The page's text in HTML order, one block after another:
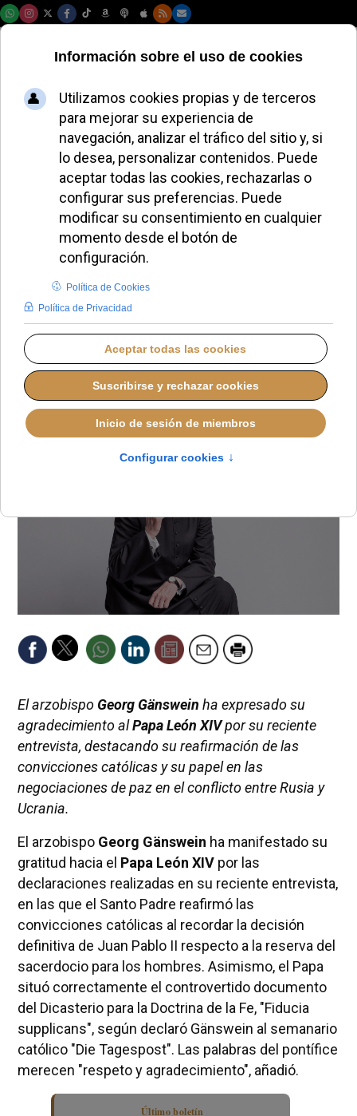
Gänswein agradece
al Papa León XIV
por reafirmar las
convicciones
católicas y
promover la paz
JAVIER RUIZ ARREGUI
PAPA LEÓN XIV
JUEVES, 25 SEPTIEMBRE 2025 16:00
El arzobispo Georg Gänswein ha expresado su
agradecimiento alPapa León XIVpor su reciente
entrevista, destacando su reafirmación de las
convicciones católicas y su papel en las
negociaciones de paz en el conflicto entre Rusia y
Ucrania.
El arzobispo Georg Gänswein ha manifestado su
gratitud hacia el Papa León XIVpor las
declaraciones realizadas en su reciente entrevista,
en las que el Santo Padre reafirmó las
convicciones católicas al recordar la decisión
definitiva de Juan Pablo II respecto a la reserva del
sacerdocio para los hombres. Asimismo, el Papa
situó correctamente el controvertido documento
del Dicasterio para la Doctrina de la Fe, "Fiducia
supplicans", según declaró Gänswein al semanario
católico "Die Tagespost". Las palabras del pontífice
merecen "respeto y agradecimiento", añadió.
Último boletín